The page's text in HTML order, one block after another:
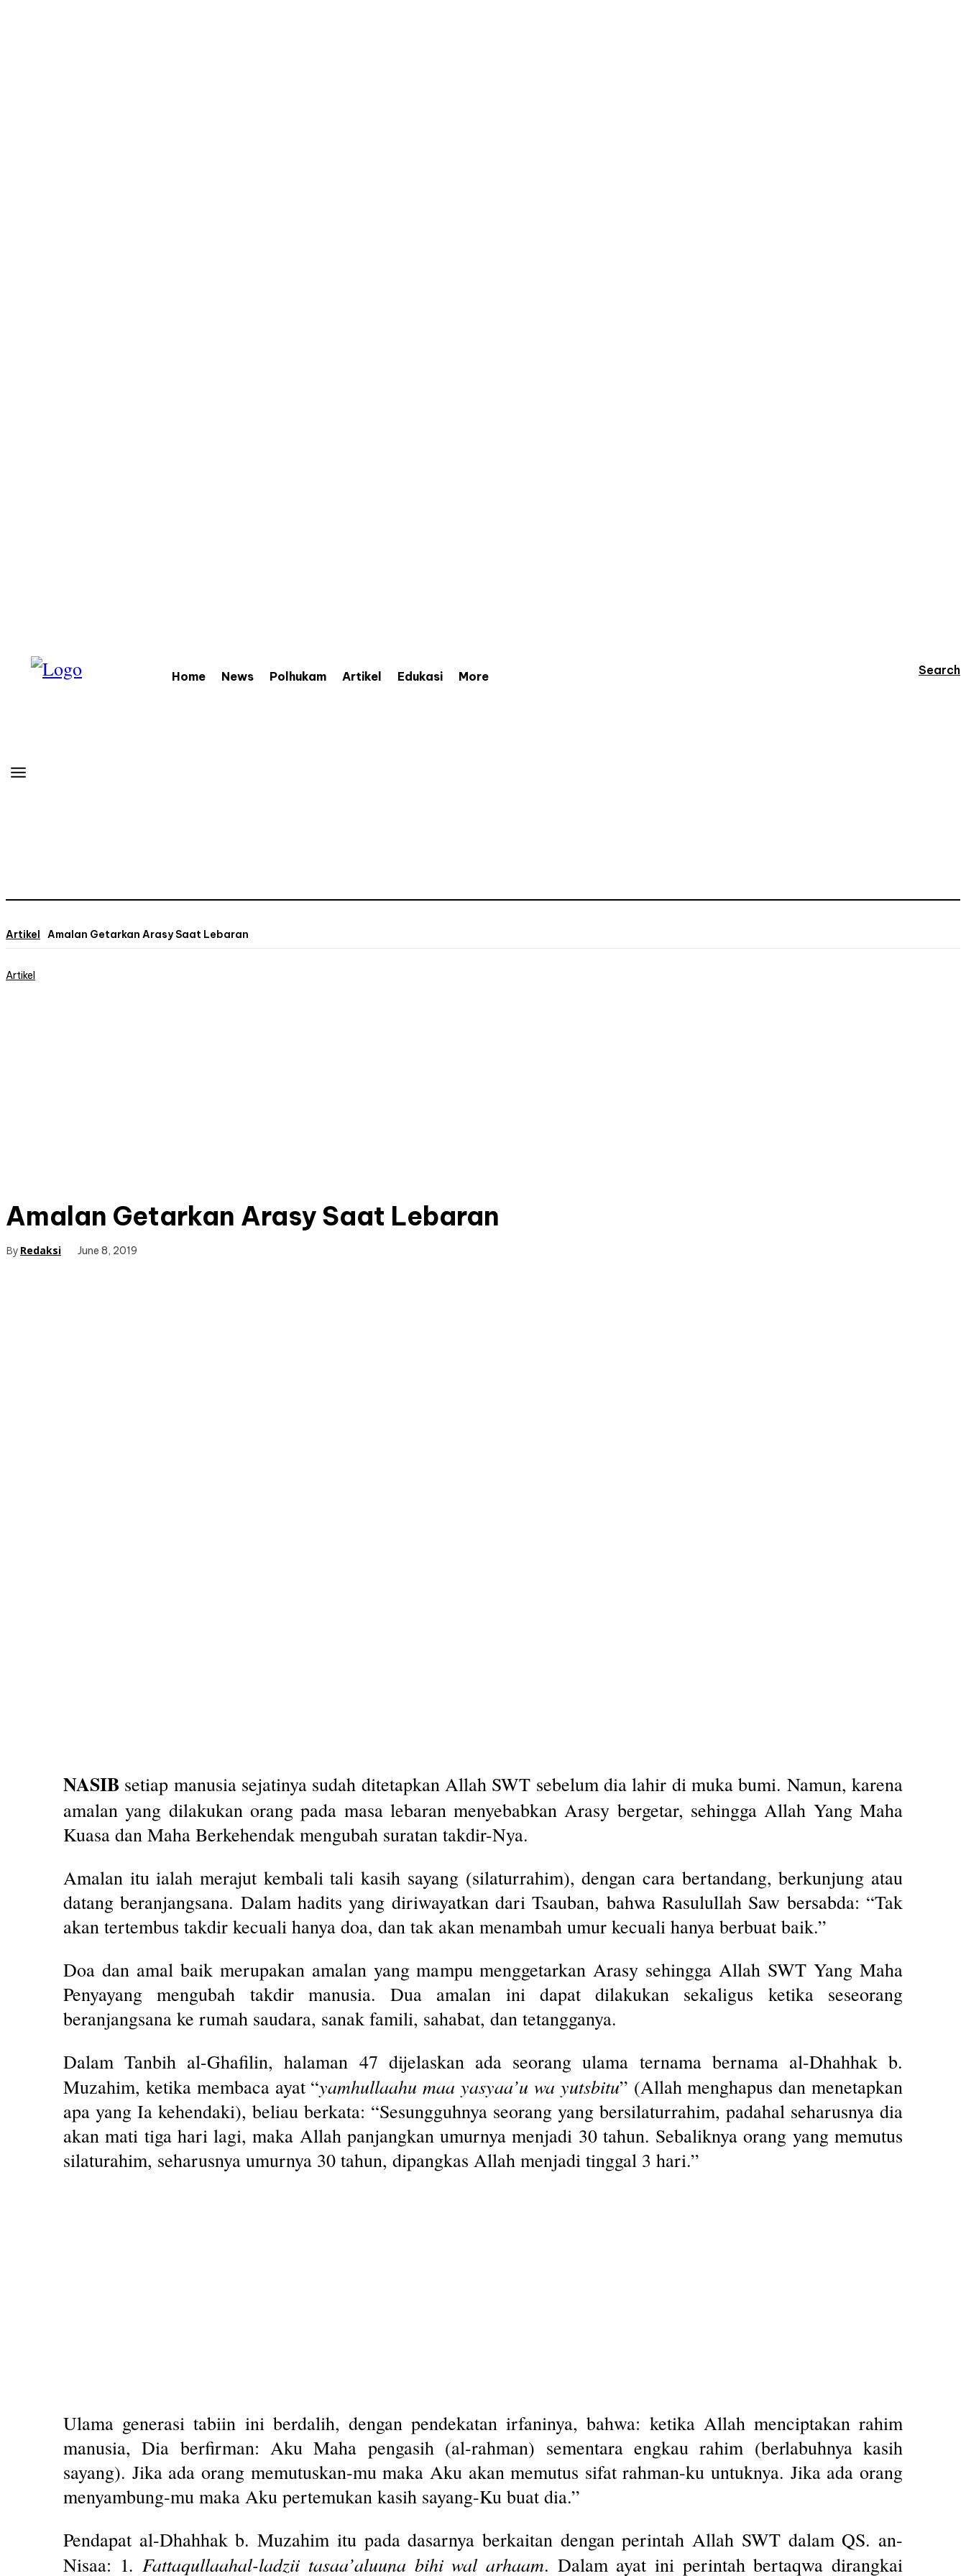
Home News Polhukam Artikel Edukasi More Search
Artikel Amalan Getarkan Arasy Saat Lebaran
Artikel
Amalan Getarkan Arasy Saat Lebaran
By Redaksi June 8, 2019
NASIB setiap manusia sejatinya sudah ditetapkan Allah SWT sebelum dia lahir di muka bumi. Namun, karena
amalan yang dilakukan orang pada masa lebaran menyebabkan Arasy bergetar, sehingga Allah Yang Maha
Kuasa dan Maha Berkehendak mengubah suratan takdir-Nya.
Amalan itu ialah merajut kembali tali kasih sayang (silaturrahim), dengan cara bertandang, berkunjung atau
datang beranjangsana. Dalam hadits yang diriwayatkan dari Tsauban, bahwa Rasulullah Saw bersabda: “Tak
akan tertembus takdir kecuali hanya doa, dan tak akan menambah umur kecuali hanya berbuat baik.”
Doa dan amal baik merupakan amalan yang mampu menggetarkan Arasy sehingga Allah SWT Yang Maha
Penyayang mengubah takdir manusia. Dua amalan ini dapat dilakukan sekaligus ketika seseorang
beranjangsana ke rumah saudara, sanak famili, sahabat, dan tetangganya.
Dalam Tanbih al-Ghafilin, halaman 47 dijelaskan ada seorang ulama ternama bernama al-Dhahhak b.
Muzahim, ketika membaca ayat “yamhullaahu maa yasyaa’u wa yutsbitu” (Allah menghapus dan menetapkan
apa yang Ia kehendaki), beliau berkata: “Sesungguhnya seorang yang bersilaturrahim, padahal seharusnya dia
akan mati tiga hari lagi, maka Allah panjangkan umurnya menjadi 30 tahun. Sebaliknya orang yang memutus
silaturahim, seharusnya umurnya 30 tahun, dipangkas Allah menjadi tinggal 3 hari.”
Ulama generasi tabiin ini berdalih, dengan pendekatan irfaninya, bahwa: ketika Allah menciptakan rahim
manusia, Dia berfirman: Aku Maha pengasih (al-rahman) sementara engkau rahim (berlabuhnya kasih
sayang). Jika ada orang memutuskan-mu maka Aku akan memutus sifat rahman-ku untuknya. Jika ada orang
menyambung-mu maka Aku pertemukan kasih sayang-Ku buat dia.”
Pendapat al-Dhahhak b. Muzahim itu pada dasarnya berkaitan dengan perintah Allah SWT dalam QS. an-
Nisaa: 1. Fattaqullaahal-ladzii tasaa’aluuna bihi wal arhaam. Dalam ayat ini perintah bertaqwa dirangkai